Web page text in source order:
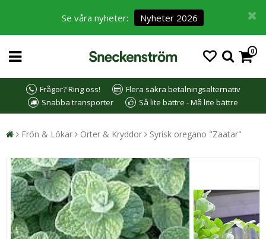
Se våra nyheter: Nyheter 2026
0
Frågor? Ring oss!
Flera säkra betalningsalternativ
Snabba transporter
Så lite bättre - Må lite bättre
Frön & Lökar Örter & Kryddor Syrisk oregano "Zaatar"